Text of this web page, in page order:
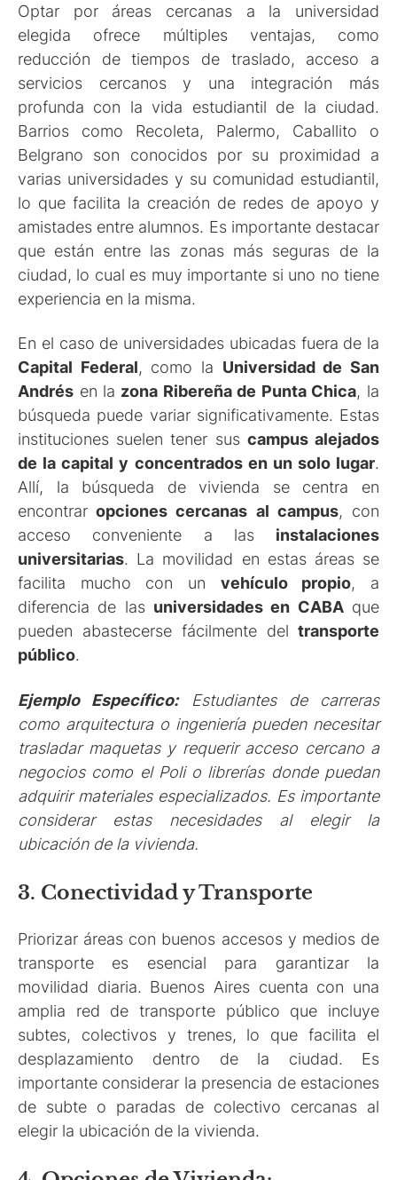
Optar por áreas cercanas a la universidad
elegida ofrece múltiples ventajas, como
reducción de tiempos de traslado, acceso a
servicios cercanos y una integración más
profunda con la vida estudiantil de la ciudad.
Barrios como Recoleta, Palermo, Caballito o
Belgrano son conocidos por su proximidad a
varias universidades y su comunidad estudiantil,
lo que facilita la creación de redes de apoyo y
amistades entre alumnos. Es importante destacar
que están entre las zonas más seguras de la
ciudad, lo cual es muy importante si uno no tiene
experiencia en la misma.
En el caso de universidades ubicadas fuera de la
Capital Federal, como la Universidad de San
Andrés en la zona Ribereña de Punta Chica, la
búsqueda puede variar significativamente. Estas
instituciones suelen tener sus campus alejados
de la capital y concentrados en un solo lugar.
Allí, la búsqueda de vivienda se centra en
encontrar opciones cercanas al campus, con
acceso conveniente a las instalaciones
universitarias. La movilidad en estas áreas se
facilita mucho con un vehículo propio, a
diferencia de las universidades en CABAque
pueden abastecerse fácilmente del transporte
público.
Ejemplo Específico:Estudiantes de carreras
como arquitectura o ingeniería pueden necesitar
trasladar maquetas y requerir acceso cercano a
negocios como el Poli o librerías donde puedan
adquirir materiales especializados. Es importante
considerar estas necesidades al elegir la
ubicación de la vivienda.
3. Conectividad y Transporte
Priorizar áreas con buenos accesos y medios de
transporte es esencial para garantizar la
movilidad diaria. Buenos Aires cuenta con una
amplia red de transporte público que incluye
subtes, colectivos y trenes, lo que facilita el
desplazamiento dentro de la ciudad. Es
importante considerar la presencia de estaciones
de subte o paradas de colectivo cercanas al
elegir la ubicación de la vivienda.